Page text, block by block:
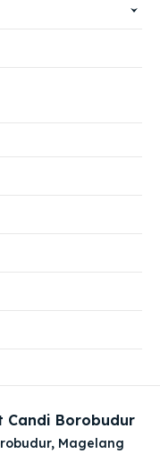
Candi Borobudur
Magelang